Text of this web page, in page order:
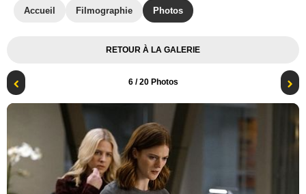
Accueil Filmographie Photos
RETOUR À LA GALERIE
6/ 20 Photos